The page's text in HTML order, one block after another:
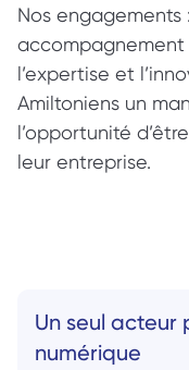
Nos engagements
l’expertise et
Amiltoniens un
l’opportunité
leur entreprise.
Un seul
numérique